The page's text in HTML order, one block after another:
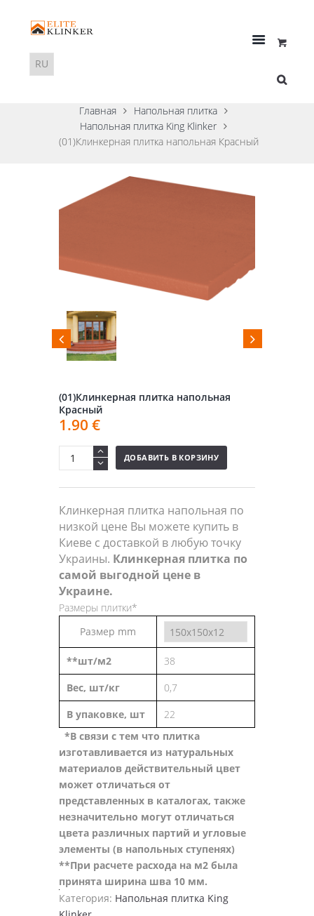
Главная
Напольная плитка
Напольная плитка King Klinker
(01)Клинкерная плитка напольная Красный
(01)Клинкерная плитка напольная
Красный
1.90 €
ДОБАВИТЬ В КОРЗИНУ
Клинкерная плитка напольная по
низкой цене Вы можете купить в
Киеве с доставкой в любую точку
Украины. Клинкерная плитка по
самой выгодной цене в
Украине.
Размеры плитки*
Размер mm
**шт/м2
38
Вес, шт/кг
0,7
В упаковке, шт
22
*В связи с тем что плитка
изготавливается из натуральных
материалов действительный цвет
может отличаться от
представленных в каталогах, также
незначительно могут отличаться
цвета различных партий и угловые
элементы (в напольных ступенях)
**При расчете расхода на м2 была
принята ширина шва 10 мм.
ш
Категория: Напольная плитка King